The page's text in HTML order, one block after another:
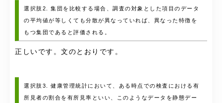
選択肢2. 集団を比較する場合、調査の対象とした項目のデータ
の平均値が等しくても分散が異なっていれば、異なった特徴を
もつ集団であると評価される。
正しいです。文のとおりです。
選択肢3. 健康管理統計において、ある時点での検査における有
所見者の割合を有所見率といい、このようなデータを静態デー